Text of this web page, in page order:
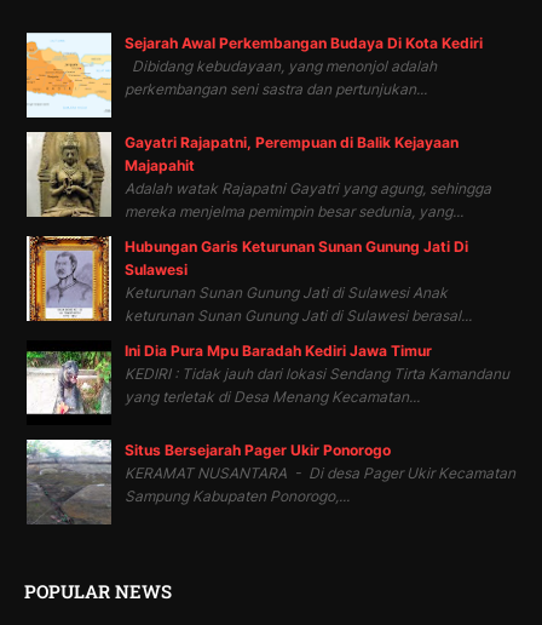
Sejarah Awal Perkembangan Budaya Di Kota Kediri
Dibidang kebudayaan, yang menonjol adalah
perkembangan seni sastra dan pertunjukan...
Gayatri Rajapatni, Perempuan di Balik Kejayaan
Majapahit
Adalah watak Rajapatni Gayatri yang agung, sehingga
mereka menjelma pemimpin besar sedunia, yang...
Hubungan Garis Keturunan Sunan Gunung Jati Di
Sulawesi
Keturunan Sunan Gunung Jati di Sulawesi Anak
keturunan Sunan Gunung Jati di Sulawesi berasal...
Ini Dia Pura Mpu Baradah Kediri Jawa Timur
KEDIRI : Tidak jauh dari lokasi Sendang Tirta Kamandanu
yang terletak di Desa Menang Kecamatan...
Situs Bersejarah Pager Ukir Ponorogo
KERAMAT NUSANTARA - Di desa Pager Ukir Kecamatan
Sampung Kabupaten Ponorogo,...
POPULAR NEWS